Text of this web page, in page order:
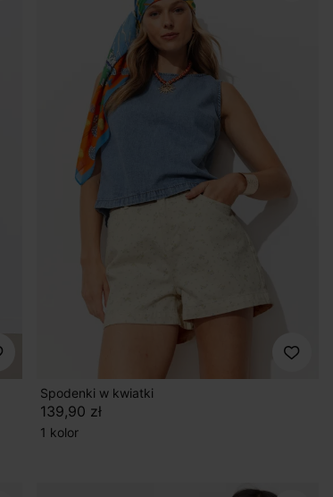
Spodenki w kwiatki
139,90 zł
1 kolor